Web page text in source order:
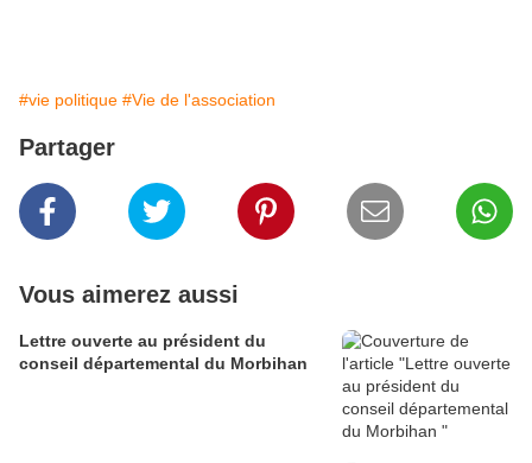
#vie politique #Vie de l'association
Partager
Vous aimerez aussi
Lettre ouverte au président du
conseil départemental du Morbihan